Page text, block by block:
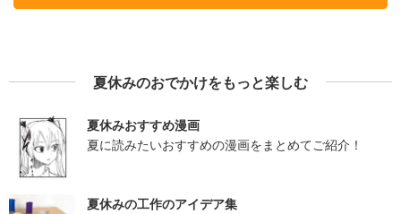
夏休みのおでかけをもっと楽しむ
夏休みおすすめ漫画
夏に読みたいおすすめの漫画をまとめてご紹介！
夏休みの工作のアイデア集